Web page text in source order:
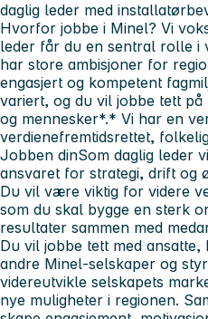
daglig leder med
Hvorfor jobbe i Minel? Vi
leder får du en sentral rolle i
har store ambisjoner for
engasjert og kompetent
variert, og du vil jobbe tett
og mennesker*.* Vi har en
verdienefremtidsrettet,
Jobben dinSom daglig leder
ansvaret for strategi, drift og
Du vil være viktig for videre
som du skal bygge en sterk
resultater sammen med
Du vil jobbe tett med
andre Minel-selskaper og
videreutvikle selskapets
nye muligheter i regionen.